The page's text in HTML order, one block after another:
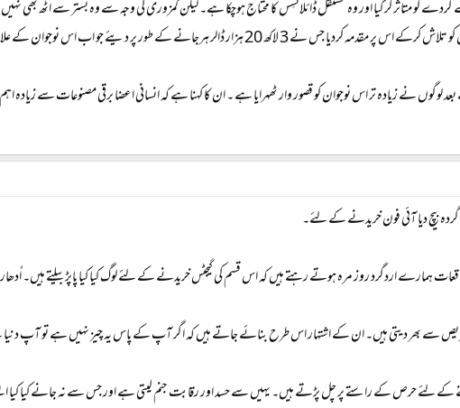
کو متاثر کرگیا اور وہ مستقل ڈائلائسِس کا محتاج ہوچکا ہے۔ لیکن کمزوری کی وجہ سے وہ بستر سے اٹھ
20 ہزار ڈالر ہرجانے کے طور پر دیئے جو اب اس نوجوان کے علاج پر خرچ ہورہے ہیں۔
لوگوں نے زیادہ تر اس نوجوان کو قصور وار ٹھہرایا ہے ۔ ان کا کہنا ہے کہ انسانی اعضا برقی مصنوعات سے زیادہ
بیچ دیا آئی فون خریدنے کے لئے۔
اردگرد روز مرہ ہوتے رہتے ہیں کہ اس قسم کی گیجٹس خریدنے کے لئے لوگ کیا کیا پاپڑ بیلتے ہیں۔
سے بھر دیتی ہیں۔ ان کے اشتہار اس طرح بنائے جاتے ہیں کہ اگر آپ کے پاس یہ چیز نہیں ہے تو آپ
حرص کے راستے پر چل پڑتے ہیں۔ یہیں سے حسد اور رقابت جنم لیتی ہے اور جس سے نہ جانے کیا کیا ایسے